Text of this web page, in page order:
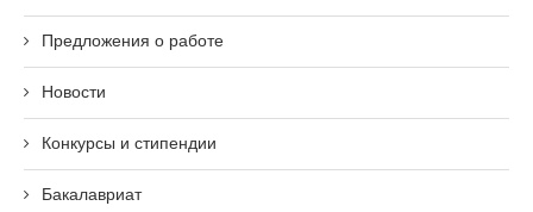
Предложения о работе
Новости
Конкурсы и стипендии
Бакалавриат